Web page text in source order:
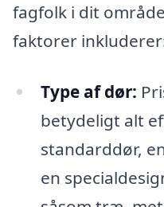
fagfolk i dit
faktorer
Type af dør:
betydeligt alt
standarddør,
en